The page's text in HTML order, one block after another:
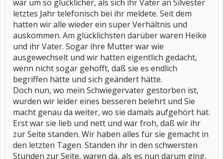
war um so glücklicher, als sich ihr Vater an Silvester
letztes Jahr telefonisch bei ihr meldete. Seit dem
hatten wir alle wieder ein super Verhältnis und
auskommen. Am glücklichsten darüber waren Heike
und ihr Vater. Sogar ihre Mutter war wie
ausgewechselt und wir hatten eigentlich gedacht,
wenn nicht sogar gehofft, daß sie es endlich
begriffen hätte und sich geändert hätte.
Doch nun, wo mein Schwiegervater gestorben ist,
wurden wir leider eines besseren belehrt und Sie
macht genau da weiter, wo sie damals aufgehört hat.
Erst war sie lieb und nett und war froh, daß wir ihr
zur Seite standen. Wir haben alles für sie gemacht in
den letzten Tagen. Standen ihr in den schwersten
Stunden zur Seite, waren da, als es nun darum ging,